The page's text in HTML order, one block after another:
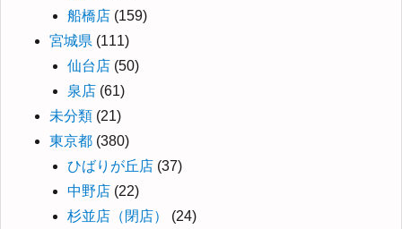
船橋店 (159)
宮城県 (111)
仙台店 (50)
泉店 (61)
未分類 (21)
東京都 (380)
ひばりが丘店 (37)
中野店 (22)
杉並店（閉店）
(24)